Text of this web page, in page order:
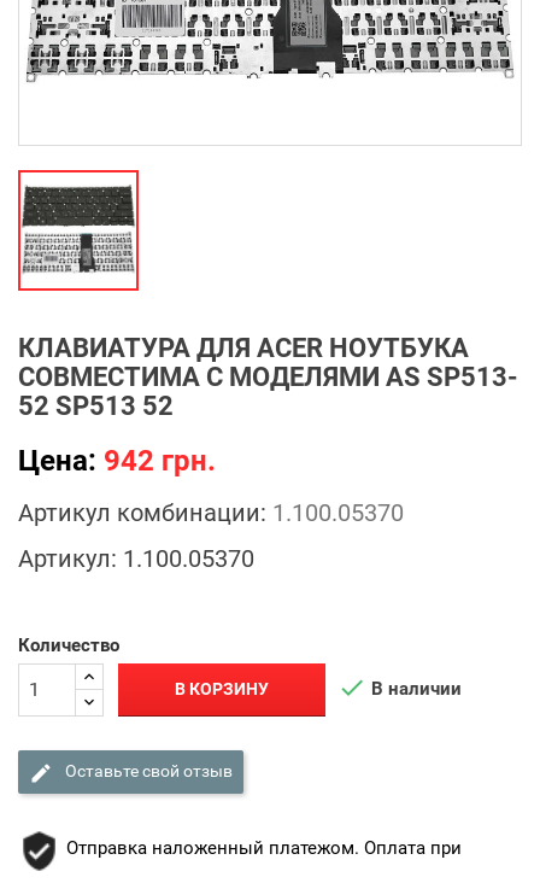
КЛАВИАТУРА ДЛЯ ACER НОУТБУКА
СОВМЕСТИМА С МОДЕЛЯМИ AS SP513-
52 SP513 52
Цена: 942 грн.
Артикул комбинации: 1.100.05370
Артикул: 1.100.05370
Количество
В КОРЗИНУ  В наличии
Оставьте свой отзыв
Отправка наложенный платежом. Оплата при